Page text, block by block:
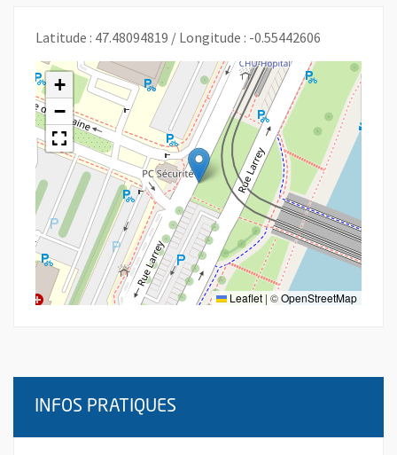
Latitude : 47.48094819 / Longitude : -0.55442606
+
−
Leaflet | ©OpenStreetMap
INFOS PRATIQUES